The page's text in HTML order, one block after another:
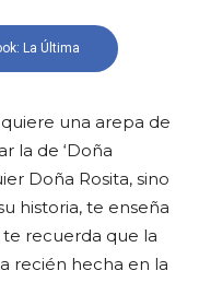
La Última
una arepa de
la de ‘Doña
Doña Rosita, sino
historia, te enseña
te recuerda que la
recién hecha en la